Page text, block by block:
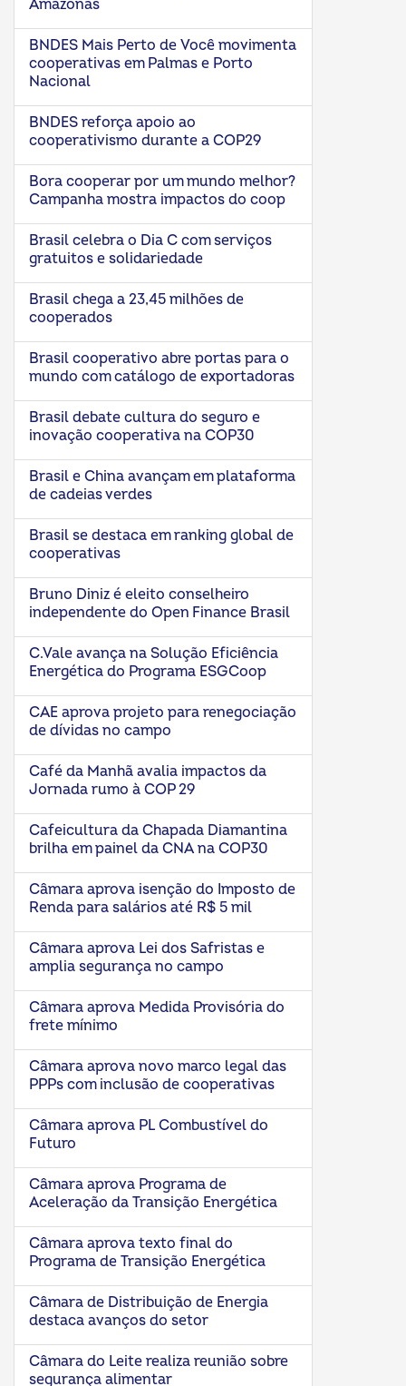
Amazonas
BNDES Mais Perto de Você movimenta
cooperativas em Palmas e Porto
Nacional
BNDES reforça apoio ao
cooperativismo durante a COP29
Bora cooperar por um mundo melhor?
Campanha mostra impactos do coop
Brasil celebra o Dia C com serviços
gratuitos e solidariedade
Brasil chega a 23,45 milhões de
cooperados
Brasil cooperativo abre portas para o
mundo com catálogo de exportadoras
Brasil debate cultura do seguro e
inovação cooperativa na COP30
Brasil e China avançam em plataforma
de cadeias verdes
Brasil se destaca em ranking global de
cooperativas
Bruno Diniz é eleito conselheiro
independente do Open Finance Brasil
C.Vale avança na Solução Eficiência
Energética do Programa ESGCoop
CAE aprova projeto para renegociação
de dívidas no campo
Café da Manhã avalia impactos da
Jornada rumo à COP 29
Cafeicultura da Chapada Diamantina
brilha em painel da CNA na COP30
Câmara aprova isenção do Imposto de
Renda para salários até R$ 5 mil
Câmara aprova Lei dos Safristas e
amplia segurança no campo
Câmara aprova Medida Provisória do
frete mínimo
Câmara aprova novo marco legal das
PPPs com inclusão de cooperativas
Câmara aprova PL Combustível do
Futuro
Câmara aprova Programa de
Aceleração da Transição Energética
Câmara aprova texto final do
Programa de Transição Energética
Câmara de Distribuição de Energia
destaca avanços do setor
Câmara do Leite realiza reunião sobre
segurança alimentar